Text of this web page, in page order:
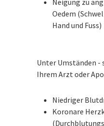
Neigung zu
Oedem
Hand und Fuss)
Unter Umständen -
Ihrem Arzt oder
Niedriger
Koronare